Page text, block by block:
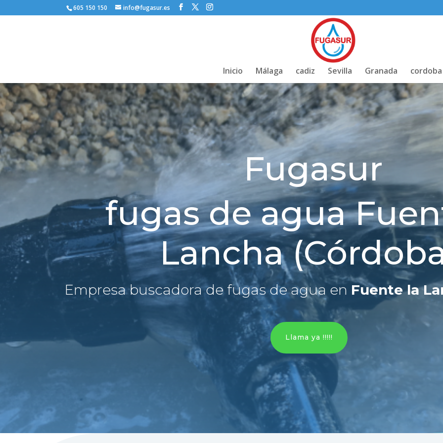
605 150 150 info@fugasur.es
Inicio Málaga cadiz Sevilla Granada cordoba
Fugasur
fugas de agua
Lancha
Empresa buscadora de fugas de agua en Fuente la
Llama ya !!!!!